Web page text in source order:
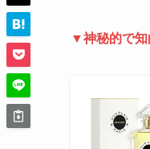
▼神秘的で知